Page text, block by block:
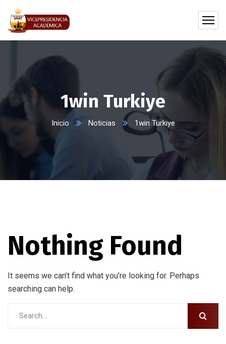
1win Turkiye
Inicio Noticias 1win Turkiye
Nothing Found
It seems we can’t find what you’re looking for. Perhaps
searching can help.